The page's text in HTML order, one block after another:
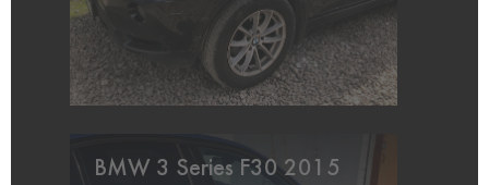
BMW 3 Series F30 2015